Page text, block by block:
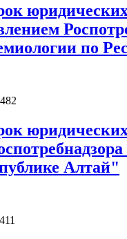
по
Алтай"